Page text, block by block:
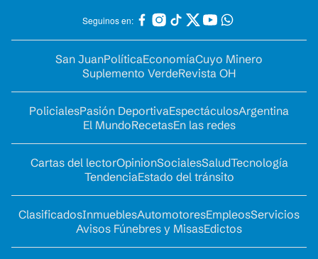
Seguinos en:
San JuanPolíticaEconomíaCuyo Minero
Suplemento VerdeRevista OH
PolicialesPasión DeportivaEspectáculosArgentina
El MundoRecetasEn las redes
Cartas del lectorOpinionSocialesSaludTecnología
TendenciaEstado del tránsito
ClasificadosInmueblesAutomotoresEmpleosServicios
Avisos Fúnebres y MisasEdictos